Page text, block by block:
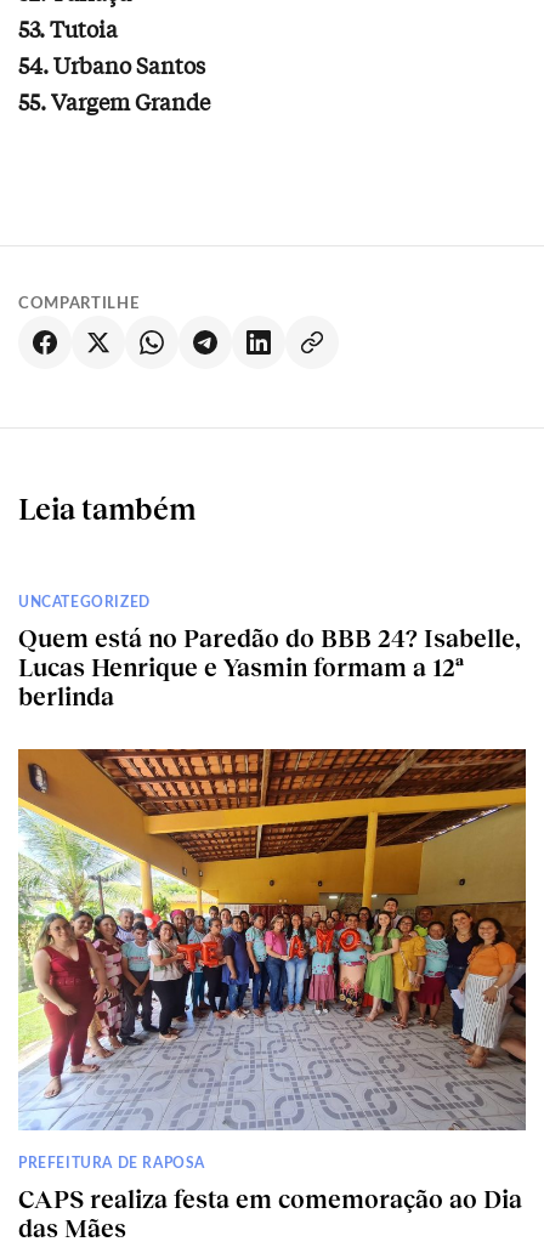
53. Tutoia
54. Urbano Santos
55. Vargem Grande
COMPARTILHE
Leia também
UNCATEGORIZED
Quem está no Paredão do BBB 24? Isabelle,
Lucas Henrique e Yasmin formam a 12ª
berlinda
PREFEITURA DE RAPOSA
CAPS realiza festa em comemoração ao Dia
das Mães